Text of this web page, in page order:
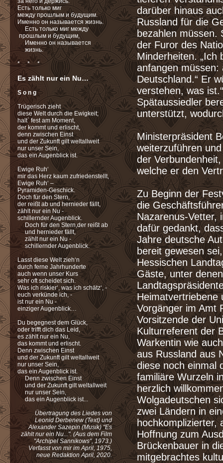
darüber hinaus
Russland für die
bezahlen müssen.
der Furor des
Minderheiten. „Ich
anfangen müssen:
Deutschland.“ Er
verstehen, was
Spätaussiedler
unterstützt,
Ministerpräsident
weiterzuführen
der
welche er den
Zu Beginn der
die
Nazarenus-Vetter,
dafür gedankt,
Jahre deutsche
bereit gewesen
Hessischen
Gäste, unter
Heimatvertriebene
Vorgänger im Amt
Vorsitzende der
Kulturreferent der
Warkentin wie
aus Russland aus
diese noch einmal
familiäre Wurzeln
herzlich
Wolgadeutschen
zwei Ländern in
hochkomplizierter,
Hoffnung zum
Brückenbauer in
mitgebrachtes
Есть только миг
между прошлым и будущим.
Именно он называется жизнь.
Есть только миг между
прошлым и будущим,
Именно он называется
жизнь.
* * *
Es zählt nur ein Nu…
S o n g
Trügerisch zieht
diese Welt durch die Ewigkeit;
halt` fest am Moment,
der kommt und erlischt,
denn zwischen Einst
und der Zukunft gilt weltallweit
nur unser Sein,
das ein Augenblick ist.
Ewige Ruh‘
mir das Herz kaum zufriedenstellt,
Ewige Ruh‘ –
Pyramiden-Geschick.
Doch für den Stern,
der reißt ab und hernieder fällt,
zählt nur ein Nu -
schillernder Augenblick.
Doch für den Stern,der reißt ab
und hernieder fällt,
zählt nur ein Nu -
schillernder Augenblick.
Lasst diese Welt zieh‘n
durch ferne Jahrhunderte
auch wenn unser Kurs
sehr oft scheidet sich.
Was ich riskier‘, was ich schätz‘, -
euch verkünde ich, -
ist nur ein Nu -
einziger Augenblick…
Du begegnest dem Glück,
oder trifft dich das Leid,
es zählt nur ein Nu,
das kommt und erlischt.
Denn zwischen Einst
und der Zukunft gilt weltallweit
nur unser Sein,
das ein Augenblick ist.
Denn zwischen Einst
und der Zukunft gilt weltallweit
nur unser Sein,
das ein Augenblick ist...
Übertragung des Liedes von
Leonid Derbenew (Text) und
Alexander Sazepin (Musik) "Es
zählt nur ein Nu...". (Aus dem Film
"Archipel Sannikows", 1973.)
Verfasst von mir im April, 1975,
neue Redaktion April, 2020.